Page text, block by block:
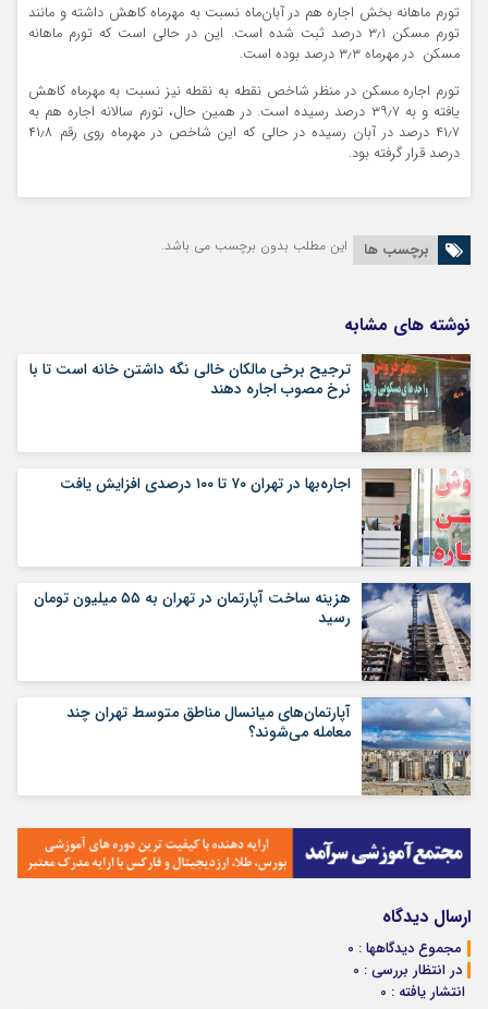
تورم ماهانه بخش اجاره هم در آبان‌ماه نسبت به مهرماه کاهش داشته و مانند
تورم مسکن ۳٫۱ درصد ثبت شده است. این در حالی است که تورم ماهانه
مسکن در مهرماه ۳٫۳ درصد بوده است.
تورم اجاره مسکن در منظر شاخص نقطه به نقطه نیز نسبت به مهرماه کاهش
یافته و به ۳۹٫۷ درصد رسیده است. در همین حال، تورم سالانه اجاره هم به
۴۱٫۷ درصد در آبان رسیده در حالی که این شاخص در مهرماه روی رقم ۴۱٫۸
درصد قرار گرفته بود.
برچسب ها این مطلب بدون برچسب می باشد.
نوشته های مشابه
ترجیح برخی مالکان خالی نگه داشتن خانه است تا با
نرخ مصوب اجاره دهند
اجاره‌بها در تهران ۷۰ تا ۱۰۰ درصدی افزایش یافت
هزینه ساخت آپارتمان در تهران به ۵۵ میلیون تومان
رسید
آپارتمان‌های میانسال‌ مناطق متوسط تهران چند
معامله می‌شوند؟
ارسال دیدگاه
مجموع دیدگاهها : 0
در انتظار بررسی : 0
انتشار یافته : 0